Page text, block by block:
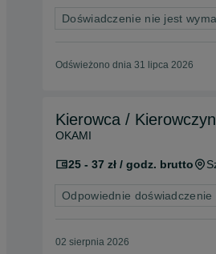
Doświadczenie nie jest
Odświeżono dnia 31 lipca 2026
Kierowca /
OKAMI
25 - 37 zł / godz. brutto
Odpowiednie doświadczenie
02 sierpnia 2026